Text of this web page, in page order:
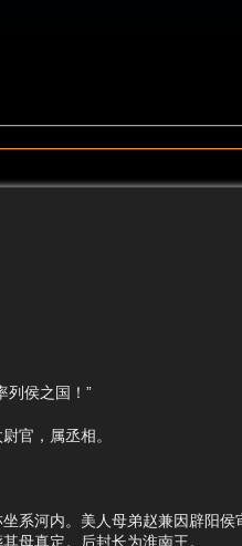
侯之国！”
官，属丞相。
河内。美人母弟赵兼因辟阳侯
母真定。后封长为淮南王。